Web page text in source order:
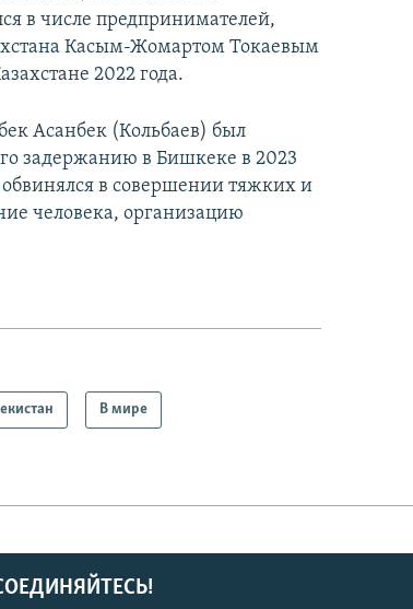
в числе предпринимателей,
Касым-Жомартом Токаевым
2022 года.
Асанбек (Кольбаев) был
задержанию в Бишкеке в 2023
в совершении тяжких и
человека, организацию
В мире